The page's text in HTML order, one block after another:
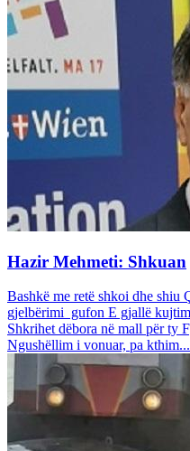
Hazir Mehmeti: Shkuan
Bashkë me retë shkoi dhe shiu
gjelbërimi gufon E gjallë
Shkrihet dëbora në mall për ty
Ngushëllim i vonuar, pa kthim...